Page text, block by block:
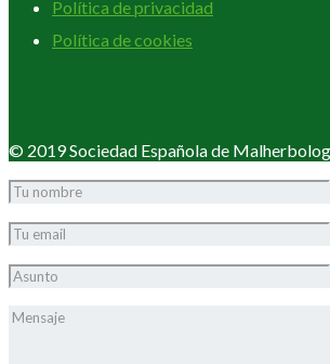
Política de privacidad
Política de cookies
© 2019 Sociedad Española de